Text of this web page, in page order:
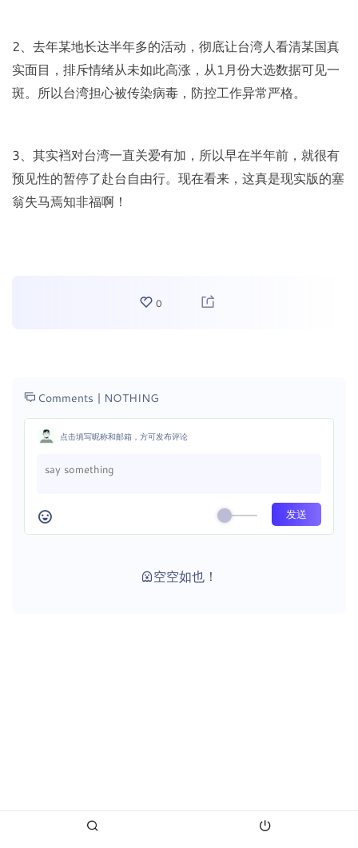
2、去年某地长达半年多的活动，彻底让台湾人看清某国真
实面目，排斥情绪从未如此高涨，从1月份大选数据可见一
斑。所以台湾担心被传染病毒，防控工作异常严格。
3、其实裆对台湾一直关爱有加，所以早在半年前，就很有
预见性的暂停了赴台自由行。现在看来，这真是现实版的塞
翁失马焉知非福啊！
0
Comments | NOTHING
点击填写昵称和邮箱，方可发布评论
空空如也！